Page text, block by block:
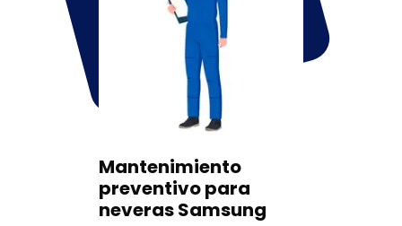
Mantenimiento
preventivo para
neveras Samsung